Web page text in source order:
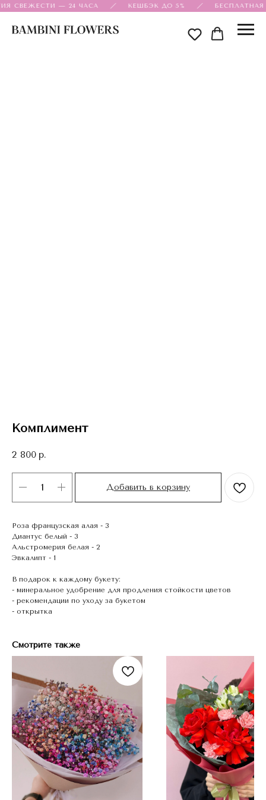
СВЕЖЕСТИ — 24 ЧАСА КЕШБЭК ДО 5% БЕСПЛАТНАЯ
Комплимент
2 800 р.
Добавить в корзину
Роза французская алая - 3
Диантус белый - 3
Альстромерия белая - 2
Эвкалипт - 1
В подарок к каждому букету:
- минеральное удобрение для продления стойкости цветов
- рекомендации по уходу за букетом
- открытка
Смотрите также